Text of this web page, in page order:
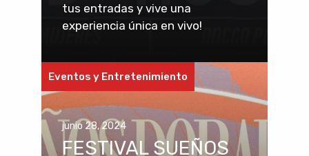
tus entradas y vive una
experiencia única en vivo!
Eventos y Entretenimiento
junio 28, 2024
FESTIVAL SUEÑOS